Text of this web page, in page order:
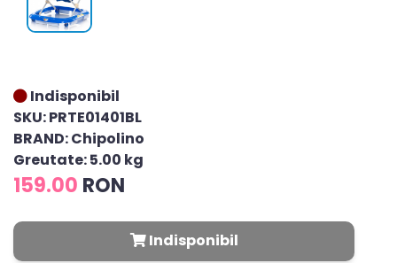
Indisponibil
SKU: PRTE01401BL
BRAND: Chipolino
Greutate: 5.00 kg
159.00 RON
Indisponibil